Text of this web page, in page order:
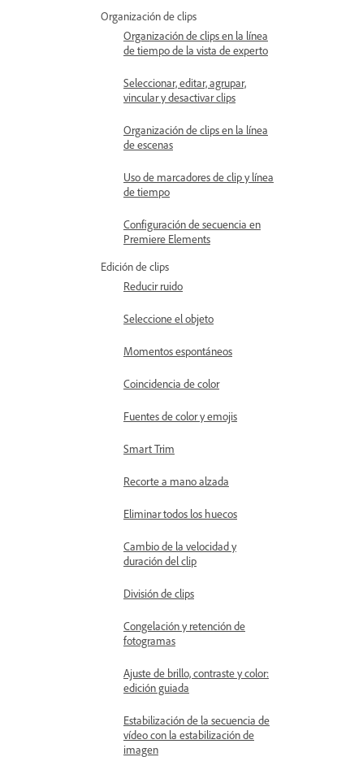
Organización de clips
Organización de clips en la línea
de tiempo de la vista de experto
Seleccionar, editar, agrupar,
vincular y desactivar clips
Organización de clips en la línea
de escenas
Uso de marcadores de clip y línea
de tiempo
Configuración de secuencia en
Premiere Elements
Edición de clips
Reducir ruido
Seleccione el objeto
Momentos espontáneos
Coincidencia de color
Fuentes de color y emojis
Smart Trim
Recorte a mano alzada
Eliminar todos los huecos
Cambio de la velocidad y
duración del clip
División de clips
Congelación y retención de
fotogramas
Ajuste de brillo, contraste y color:
edición guiada
Estabilización de la secuencia de
vídeo con la estabilización de
imagen